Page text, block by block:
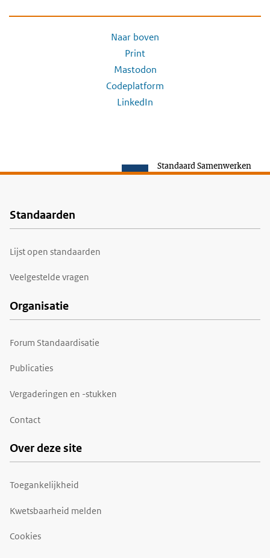
Naar boven
Print
Mastodon
Codeplatform
LinkedIn
Standaard Samenwerken
Voet
Standaarden
Lijst open standaarden
Veelgestelde vragen
Organisatie
Forum Standaardisatie
Publicaties
Vergaderingen en -stukken
Contact
Over deze site
Toegankelijkheid
Kwetsbaarheid melden
Cookies